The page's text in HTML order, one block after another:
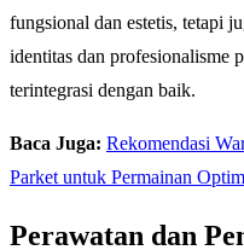
fungsional dan estetis, tetapi
identitas dan profesionalisme
terintegrasi dengan baik.
Baca Juga: Rekomendasi
Parket untuk Permainan
Perawatan dan